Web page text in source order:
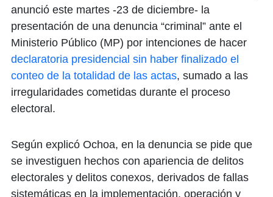
anunció este martes -23 de diciembre- la
presentación de una denuncia “criminal” ante el
Ministerio Público (MP) por intenciones de hacer
declaratoria presidencial sin haber finalizado el
conteo de la totalidad de las actas, sumado a las
irregularidades cometidas durante el proceso
electoral.
Según explicó Ochoa, en la denuncia se pide que
se investiguen hechos con apariencia de delitos
electorales y delitos conexos, derivados de fallas
sistemáticas en la implementación, operación y